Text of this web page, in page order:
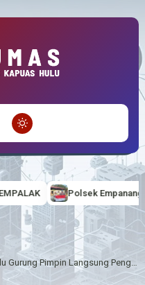
Bagikan Bendera Merah
Kapolsek Hulu Gurung Pimpin Langsung Pengamanan Sholat Idul Adha 1447 H, Pastikan Ibadah Berlangsung Aman Dan Khidmat